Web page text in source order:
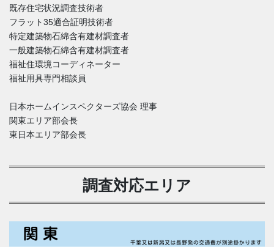
既存住宅状況調査技術者
フラット35適合証明技術者
特定建築物石綿含有建材調査者
一般建築物石綿含有建材調査者
福祉住環境コーディネーター
福祉用具専門相談員
日本ホームインスペクターズ協会 理事
関東エリア部会長
東日本エリア部会長
調査対応エリア